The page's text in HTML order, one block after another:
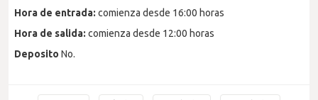
Hora de entrada: comienza desde 16:00 horas
Hora de salida: comienza desde 12:00 horas
Deposito No.